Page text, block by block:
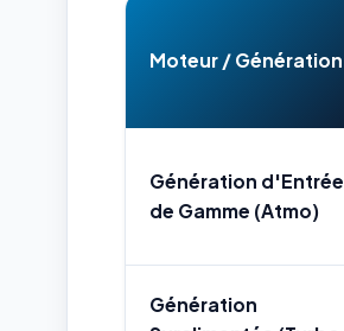
Moteur / Génération
Génération d'Entrée
de Gamme (Atmo)
Génération